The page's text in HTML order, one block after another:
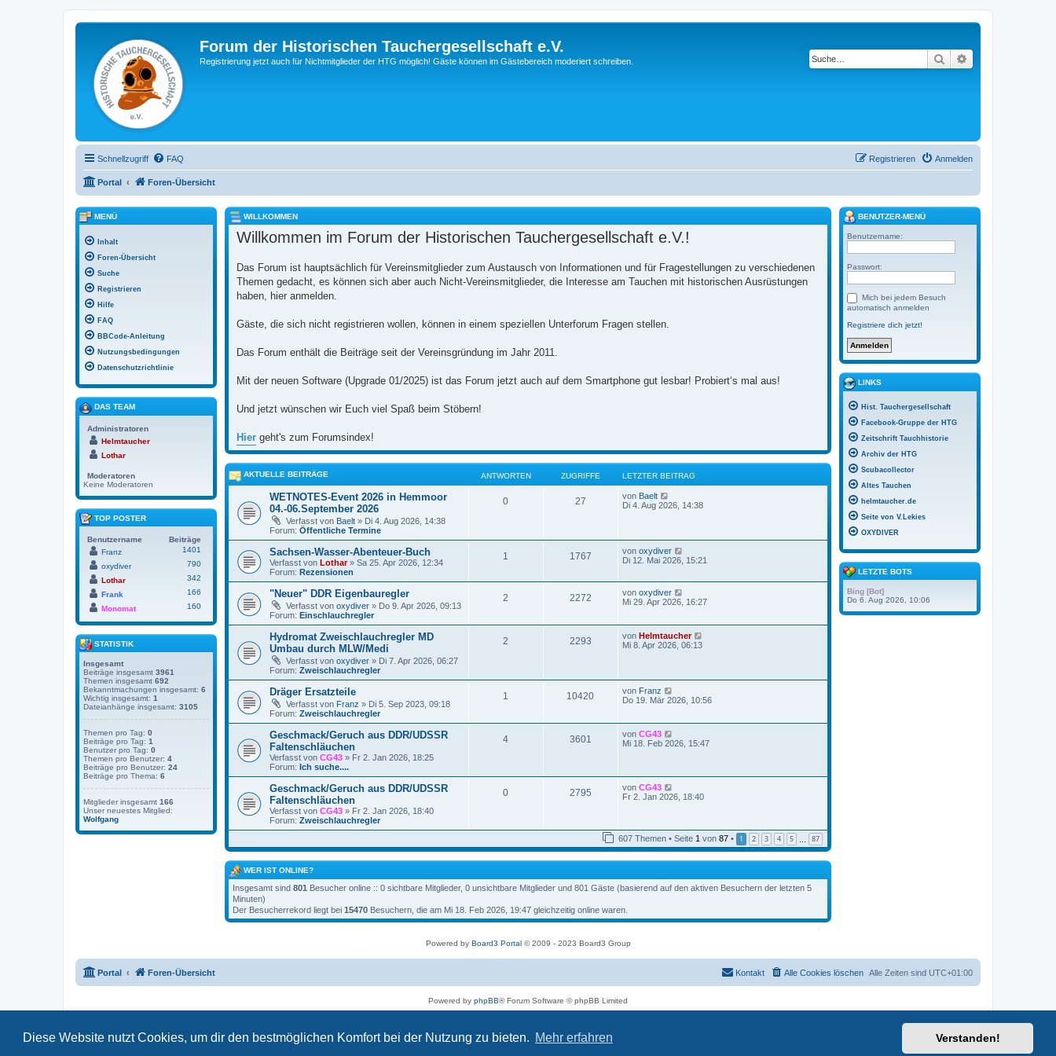
Diese Website nutzt Cookies, um dir den bestmöglichen Komfort bei der Nutzung zu bieten. Mehr erfahren Verstanden!
Forum der Historischen Tauchergesellschaft e.V.
Registrierung jetzt auch für Nichtmitglieder der HTG möglich! Gäste können im Gästebereich moderiert schreiben. Suche
Schnellzugriff FAQ Anmelden
Registrieren
Portal Foren-Übersicht
WILLKOMMEN
Willkommen im Forum der Historischen Tauchergesellschaft e.V.!
Das Forum ist hauptsächlich für Vereinsmitglieder zum Austausch von Informationen und für Fragestellungen zu verschiedenen
Themen gedacht, es können sich aber auch Nicht-Vereinsmitglieder, die Interesse am Tauchen mit historischen Ausrüstungen
haben, hier anmelden.
Gäste, die sich nicht registrieren wollen, können in einem speziellen Unterforum Fragen stellen.
Das Forum enthält die Beiträge seit der Vereinsgründung im Jahr 2011.
Mit der neuen Software (Upgrade 01/2025) ist das Forum jetzt auch auf dem Smartphone gut lesbar! Probiert‘s mal aus!
Und jetzt wünschen wir Euch viel Spaß beim Stöbern!
Hier geht's zum Forumsindex!
AKTUELLE BEITRÄGE ANTWORTEN ZUGRIFFE LETZTER BEITRAG
WETNOTES-Event 2026 in Hemmoor
04.-06.September 2026
Verfasst von Baelt » Di 4. Aug 2026, 14:38
Forum: Öffentliche Termine
0 27 von Baelt
e
t
e
r
e
i
t
g
Di 4. Aug 2026, 14:38
Sachsen-Wasser-Abenteuer-Buch
Verfasst von Lothar» Sa 25. Apr 2026, 12:34
Forum: Rezensionen
1 1767 von oxydiver
e
e
B
e
i
g
Di 12. Mai 2026, 15:21
"Neuer" DDR Eigenbauregler
Verfasst von oxydiver » Do 9. Apr 2026, 09:13
Forum: Einschlauchregler
2 2272 von oxydiver
e
t
e
t
r
g
Mi 29. Apr 2026, 16:27
Hydromat Zweischlauchregler MD
Umbau durch MLW/Medi
Verfasst von oxydiver » Di 7. Apr 2026, 06:27
Forum: Zweischlauchregler
2 2293 von Helmtaucher
t
r
t
r
Mi 8. Apr 2026, 06:13
Dräger Ersatzteile
Verfasst von Franz » Di 5. Sep 2023, 09:18
Forum: Zweischlauchregler
1 10420 von Franz
e
e
e
t
Do 19. Mär 2026, 10:56
Geschmack/Geruch aus DDR/UDSSR
Faltenschläuchen
Verfasst von CG43 » Fr 2. Jan 2026, 18:25
Forum: Ich suche....
4 3601 von CG43
e
r
t
r
Mi 18. Feb 2026, 15:47
Geschmack/Geruch aus DDR/UDSSR
Faltenschläuchen
Verfasst von CG43 » Fr 2. Jan 2026, 18:40
Forum: Zweischlauchregler
0 2795 von CG43
e
t
e
r
B
i
t
g
Fr 2. Jan 2026, 18:40
607 Themen • Seite 1 von 87 • 1 2 3 4 5 … 87
WER IST ONLINE?
Insgesamt sind 801 Besucher online :: 0 sichtbare Mitglieder, 0 unsichtbare Mitglieder und 801 Gäste (basierend auf den aktiven Besuchern der letzten 5
Minuten)
Der Besucherrekord liegt bei 15470 Besuchern, die am Mi 18. Feb 2026, 19:47 gleichzeitig online waren.
MENÜ
Inhalt
Foren-Übersicht
Suche
Registrieren
Hilfe
FAQ
BBCode-Anleitung
Nutzungsbedingungen
Datenschutzrichtlinie
DAS TEAM
Administratoren
Helmtaucher
Lothar
Moderatoren
Keine Moderatoren
TOP POSTER
Benutzername
Beiträge
Franz
1401
oxydiver
790
Lothar
342
Frank
166
Monomat
160
STATISTIK
Insgesamt
Beiträge insgesamt 3961
Themen insgesamt 692
Bekanntmachungen insgesamt: 6
Wichtig insgesamt: 1
Dateianhänge insgesamt: 3105
Themen pro Tag: 0
Beiträge pro Tag: 1
Benutzer pro Tag: 0
Themen pro Benutzer: 4
Beiträge pro Benutzer: 24
Beiträge pro Thema: 6
Mitglieder insgesamt 166
Unser neuestes Mitglied:
Wolfgang
BENUTZER-MENÜ
Benutzername:
Passwort:
Mich bei jedem Besuch
automatisch anmelden
Registriere dich jetzt!
LINKS
Hist. Tauchergesellschaft
Facebook-Gruppe der HTG
Zeitschrift Tauchhistorie
Archiv der HTG
Scubacollector
Altes Tauchen
helmtaucher.de
Seite von V.Lekies
OXYDIVER
LETZTE BOTS
Bing [Bot]
Do 6. Aug 2026, 10:06
Powered by Board3 Portal© 2009 - 2023 Board3 Group
Portal Foren-Übersicht Alle Zeiten sind UTC+01:00
Alle Cookies löschen
Kontakt
Powered by phpBB® Forum Software © phpBB Limited